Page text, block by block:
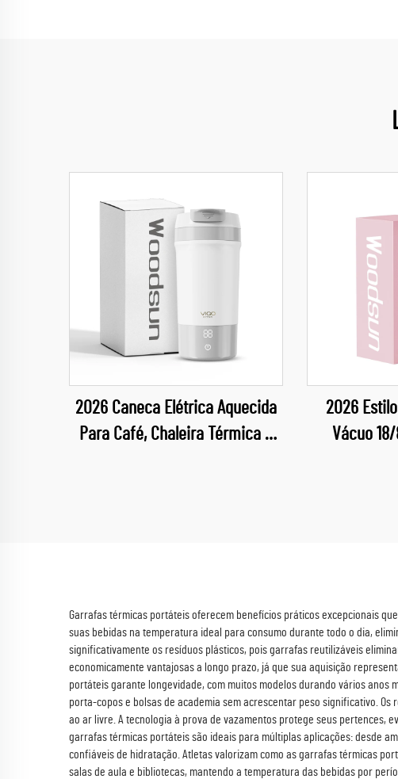
2026 Caneca Elétrica Aquecida
Para Café, Chaleira Térmica A
2026
Vácuo
Garrafas térmicas portáteis oferecem benefícios práticos excepcionais
suas bebidas na temperatura ideal para consumo durante todo o dia,
significativamente os resíduos plásticos, pois garrafas reutilizáveis
economicamente vantajosas a longo prazo, já que sua aquisição
portáteis garante longevidade, com muitos modelos durando vários anos
porta-copos e bolsas de academia sem acrescentar peso significativo.
ao ar livre. A tecnologia à prova de vazamentos protege seus pertences,
garrafas térmicas portáteis são ideais para múltiplas aplicações: desde
confiáveis de hidratação. Atletas valorizam como as garrafas térmicas
salas de aula e bibliotecas, mantendo a temperatura das bebidas por